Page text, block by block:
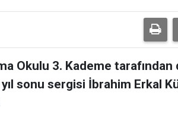
Okulu 3. Kademe
sonu sergisi İbrahim Erkal